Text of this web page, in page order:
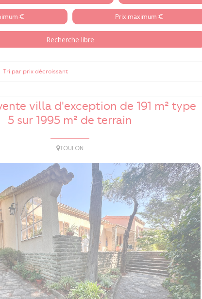
Tri par prix décroissant
villa d'exception de 191 m² type
5 sur 1995 m² de terrain
TOULON